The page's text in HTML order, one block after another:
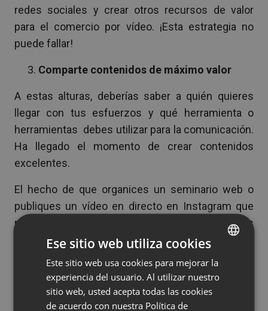
redes sociales y crear otros recursos de valor
para el comercio por vídeo. ¡Esta estrategia no
puede fallar!
Comparte contenidos de máximo valor
A estas alturas, deberías saber a quién quieres
llegar con tus esfuerzos y qué herramienta o
herramientas debes utilizar para la comunicación.
Ha llegado el momento de crear contenidos
excelentes.
El hecho de que organices un seminario web o
publiques un vídeo en directo en Instagram que
permita a los espectadores comprar ciertos
productos no quiere decir que vayan a hacerlo.
Deberás crear contenidos de máximo valor para
llamar su atención, mantenerles interesados y
convencerles de sacar sus tarjetas de crédito.
ENGLISH
FRENCH
Ese sitio web utiliza cookies
Este sitio web usa cookies para mejorar la
experiencia del usuario. Al utilizar nuestro
sitio web, usted acepta todas las cookies
de acuerdo con nuestra Política de